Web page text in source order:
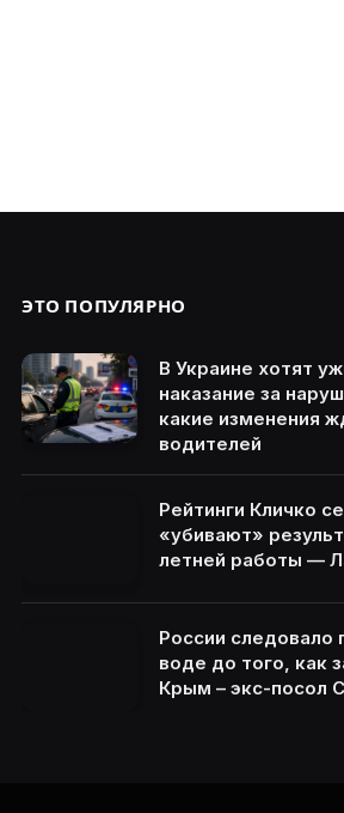
ЭТО ПОПУЛЯРНО
В Украине хотят
наказание за
какие изменения
водителей
Рейтинги Кличко
«убивают»
летней работы —
России следовало
воде до того, как
Крым – экс-посол